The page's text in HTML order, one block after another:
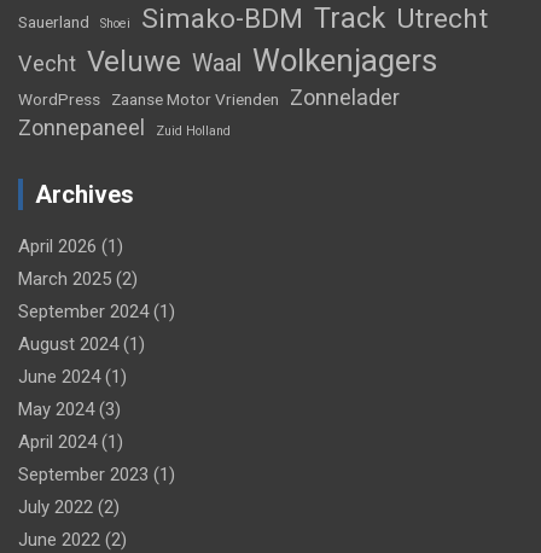
Sauerland Shoei Simako-BDM Track Utrecht
Vecht Veluwe Waal Wolkenjagers
WordPress Zaanse Motor Vrienden
Zonnelader
Zonnepaneel
Zuid Holland
Archives
April 2026 (1)
March 2025 (2)
September 2024(1)
August 2024(1)
June 2024(1)
May 2024(3)
April 2024(1)
September 2023 (1)
July 2022 (2)
June 2022 (2)